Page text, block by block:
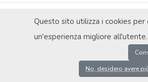
Questo sito utilizza i cookies per
un'esperienza migliore all'utente.
No, desidero avere